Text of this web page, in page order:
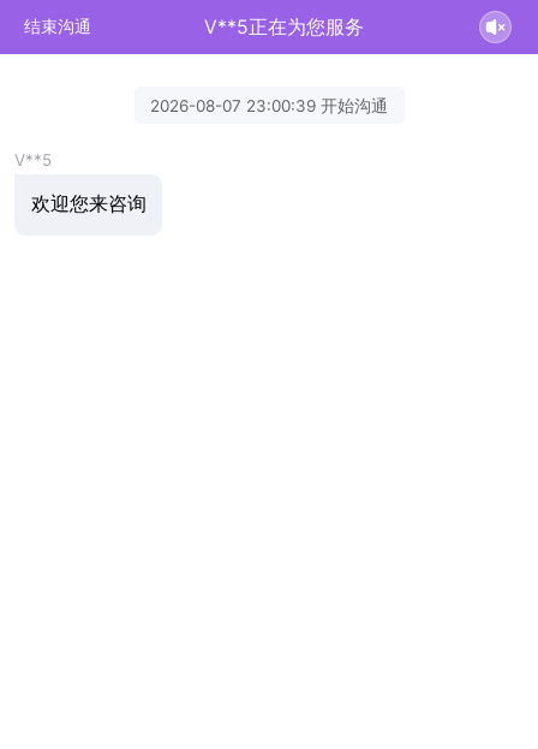
结束沟通 V**5正在为您服务
2026-08-07 23:00:39 开始沟通
V**5
欢迎您来咨询